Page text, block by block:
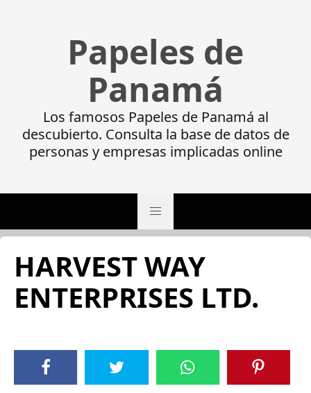
Papeles de
Panamá
Los famosos Papeles de Panamá al
descubierto. Consulta la base de datos de
personas y empresas implicadas online
HARVEST WAY
ENTERPRISES LTD.